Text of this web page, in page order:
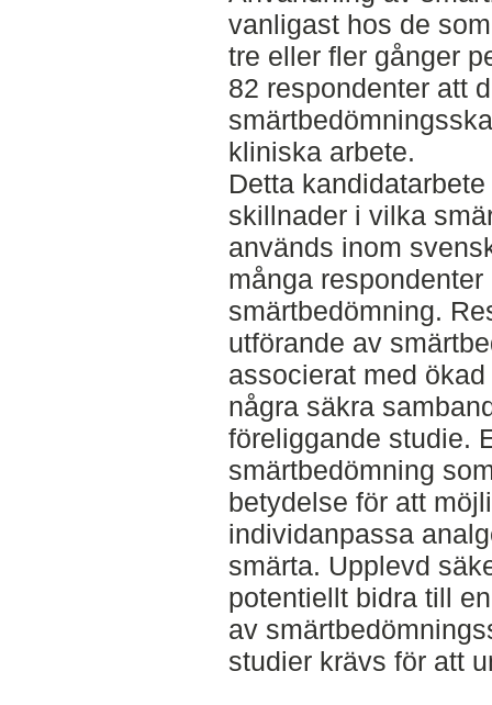
vanligast hos de
tre eller fler gånger
82 respondenter att
kliniska arbete.
Detta
skillnader i vilka
används inom
många
smärtbedömning.
utförande av
associerat med
några säkra
föreliggande studie.
smärtbedömning
betydelse för att
individanpassa
smärta. Upplevd
potentiellt bidra till
av
studier krävs för att